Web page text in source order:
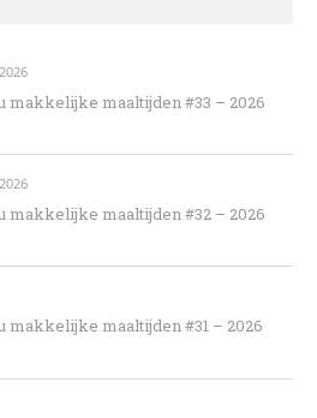
makkelijke maaltijden #33 – 2026
makkelijke maaltijden #32 – 2026
makkelijke maaltijden #31 – 2026